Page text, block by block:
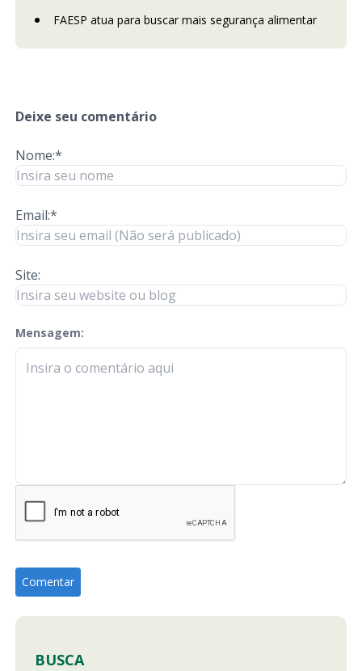
FAESP atua para buscar mais segurança alimentar
Deixe seu comentário
Nome:*
Email:*
Site:
Mensagem:
check-terms
BUSCA